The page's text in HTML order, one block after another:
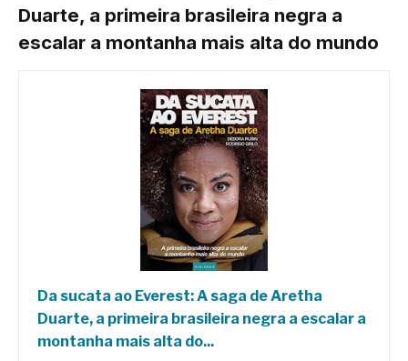
Duarte, a primeira brasileira negra a
escalar a montanha mais alta do mundo
Da sucata ao Everest: A saga de Aretha
Duarte, a primeira brasileira negra a escalar a
montanha mais alta do...